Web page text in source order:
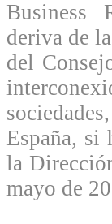
Business
deriva de
del
España, si
la
mayo de